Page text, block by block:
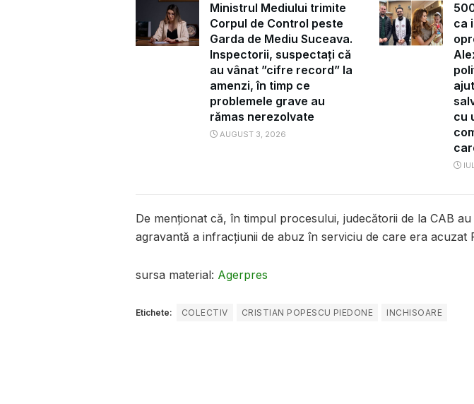
Ministrul Mediului trimite
Corpul de Control peste
Garda de Mediu Suceava.
Inspectorii, suspectați că
au vânat ”cifre record” la
amenzi, în timp ce
problemele grave au
rămas nerezolvate
AUGUST 3, 2026
ca
cu
De menţionat că, în timpul procesului, judecătorii de la CAB
agravantă a infracţiunii de abuz în serviciu de care era acuzat
sursa material: Agerpres
Etichete: COLECTIV CRISTIAN POPESCU PIEDONE INCHISOARE